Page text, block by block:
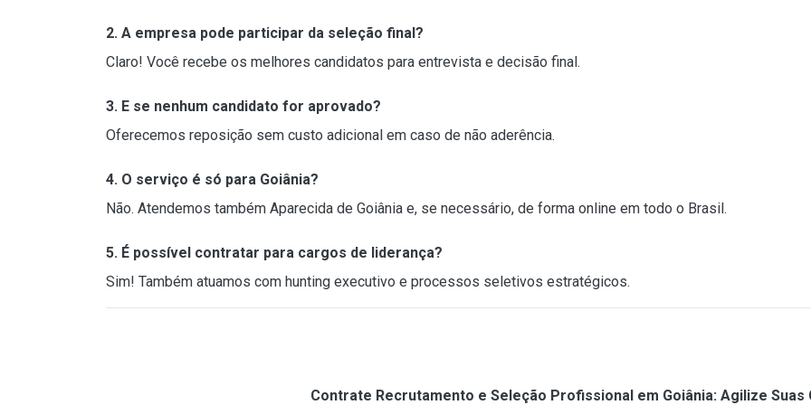
2. A empresa pode participar da seleção final?
Claro! Você recebe os melhores candidatos para entrevista e decisão final.
3. E se nenhum candidato for aprovado?
Oferecemos reposição sem custo adicional em caso de não aderência.
4. O serviço é só para Goiânia?
Não. Atendemos também Aparecida de Goiânia e, se necessário, de forma online em todo o Brasil.
5. É possível contratar para cargos de liderança?
Sim! Também atuamos com hunting executivo e processos seletivos estratégicos.
Contrate Recrutamento e Seleção Profissional em Goiânia: Agilize